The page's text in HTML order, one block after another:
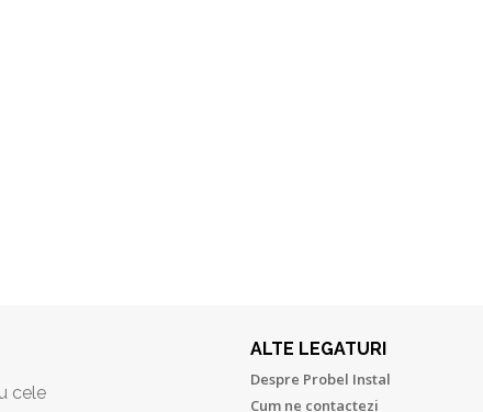
cele
ALTE LEGATURI
Despre Probel Instal
Cum ne contactezi